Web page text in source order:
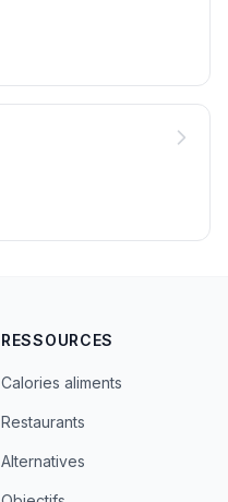
RESSOURCES
Calories aliments
Restaurants
Alternatives